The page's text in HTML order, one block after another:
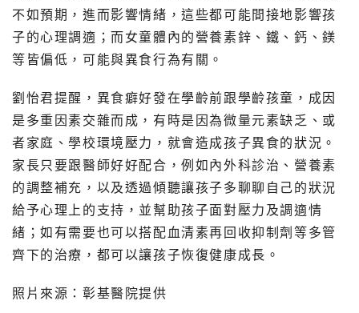
不如預期，進而影響情緒，這些都可能間接地影響孩
子的心理調適；而女童體內的營養素鋅、鐵、鈣、鎂
等皆偏低，可能與異食行為有關。
劉怡君提醒，異食癖好發在學齡前跟學齡孩童，成因
是多重因素交雜而成，有時是因為微量元素缺乏、或
者家庭、學校環境壓力，就會造成孩子異食的狀況。
家長只要跟醫師好好配合，例如內外科診治、營養素
的調整補充，以及透過傾聽讓孩子多聊聊自己的狀況
給予心理上的支持，並幫助孩子面對壓力及調適情
緒；如有需要也可以搭配血清素再回收抑制劑等多管
齊下的治療，都可以讓孩子恢復健康成長。
照片來源：彰基醫院提供